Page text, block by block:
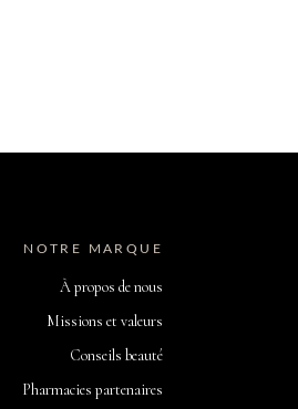
NOTRE MARQUE
À propos de nous
Missions et valeurs
Conseils beauté
Pharmacies partenaires